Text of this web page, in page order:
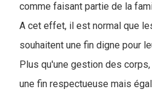
comme faisant partie de la
A cet effet, il est normal que
souhaitent une fin digne pour
Plus qu'une gestion des
une fin respectueuse mais